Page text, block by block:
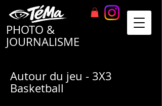
TéMa
PHOTO &
JOURNALISME
Autour du jeu - 3X3
Basketball